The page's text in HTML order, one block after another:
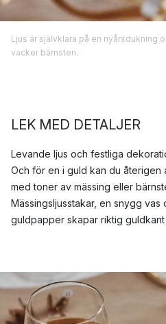
Ljus är självklara på en nyårsdukning
vacker bärnsten.
LEK MED DETALJER
Levande ljus och festliga
Och för en i guld kan du återigen
med toner av mässing eller
Mässingsljusstakar, en snygg
guldpapper skapar riktig